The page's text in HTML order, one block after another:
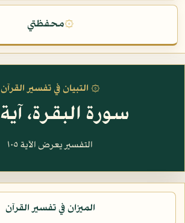
۞محفظتي
۞ التبيان في تفسير القرآن
سورة البقرة، آية ١٠٥
التفسير يعرض الآية ١٠٥
الميزان في تفسير القرآن